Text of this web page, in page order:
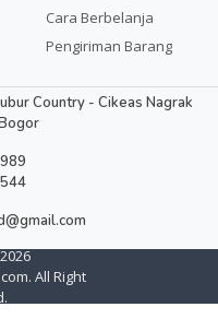
Cara Berbelanja
Pengiriman Barang
Country - Cikeas Nagrak
2026
All Right